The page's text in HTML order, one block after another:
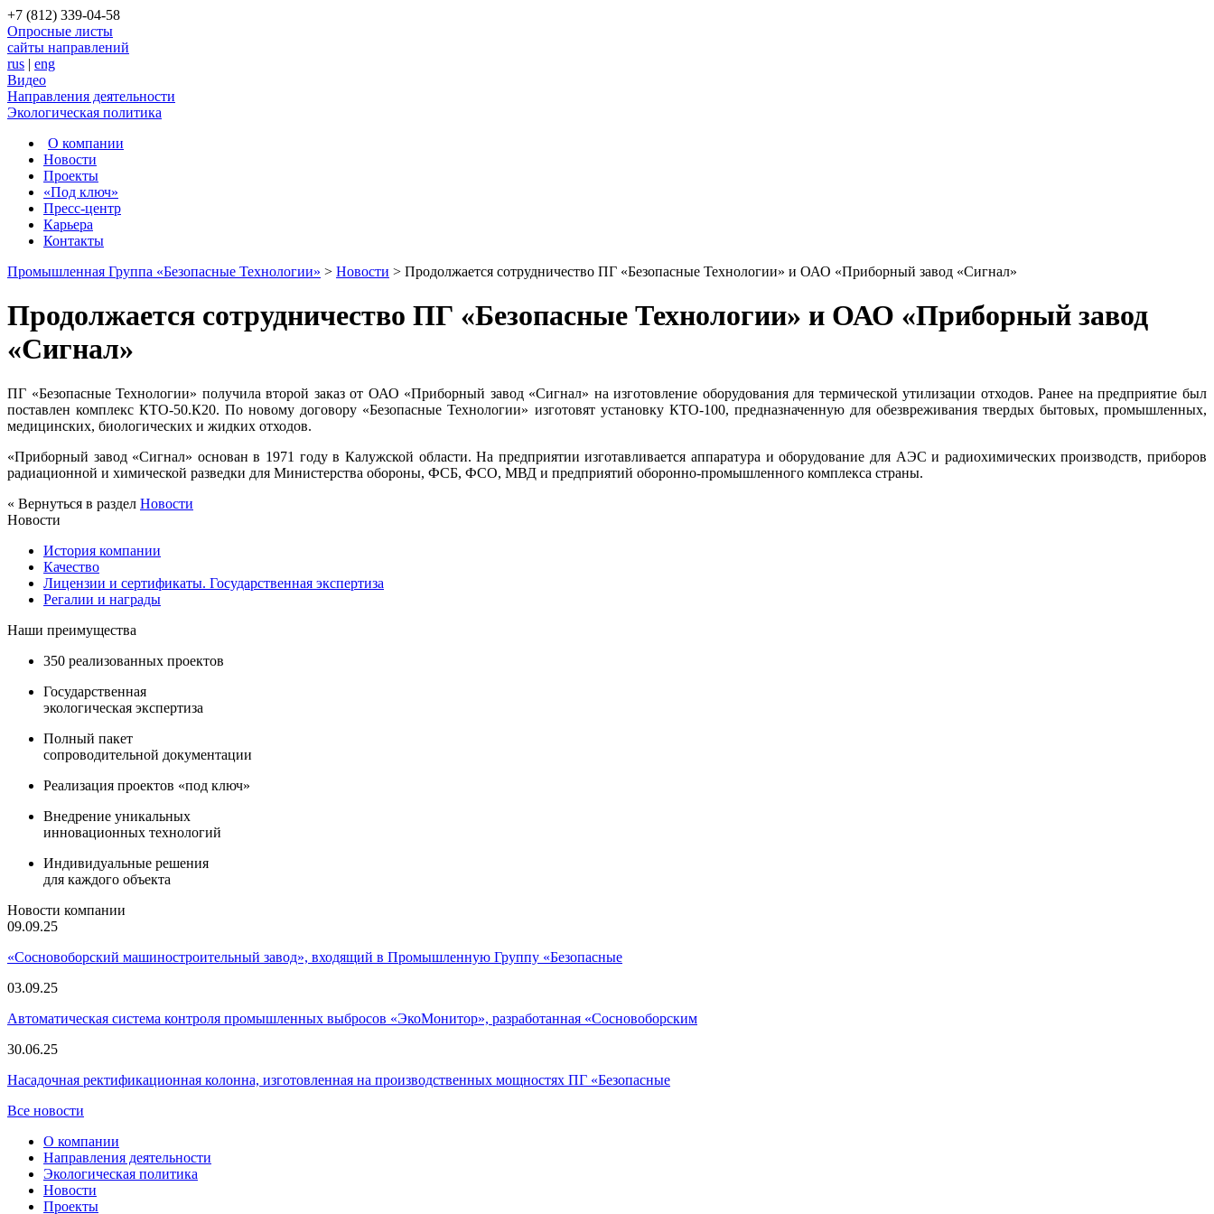
+7 (812) 339-04-58
Опросные листы
сайты направлений
rus | eng
Видео
Направления деятельности
Экологическая политика
О компании
Новости
Проекты
«Под ключ»
Пресс-центр
Карьера
Контакты
Промышленная Группа «Безопасные Технологии» > Новости > Продолжается сотрудничество ПГ «Безопасные Технологии» и ОАО «Приборный завод «Сигнал»
Продолжается сотрудничество ПГ «Безопасные Технологии» и ОАО «Приборный завод
«Сигнал»
ПГ «Безопасные Технологии» получила второй заказ от ОАО «Приборный завод «Сигнал» на изготовление оборудования для термической утилизации отходов. Ранее на предприятие был
поставлен комплекс КТО-50.К20. По новому договору «Безопасные Технологии» изготовят установку КТО-100, предназначенную для обезвреживания твердых бытовых, промышленных,
медицинских, биологических и жидких отходов.
«Приборный завод «Сигнал» основан в 1971 году в Калужской области. На предприятии изготавливается аппаратура и оборудование для АЭС и радиохимических производств, приборов
радиационной и химической разведки для Министерства обороны, ФСБ, ФСО, МВД и предприятий оборонно-промышленного комплекса страны.
« Вернуться в раздел Новости
Новости
История компании
Качество
Лицензии и сертификаты. Государственная экспертиза
Регалии и награды
Наши преимущества
350 реализованных проектов
Государственная
экологическая экспертиза
Полный пакет
сопроводительной документации
Реализация проектов «под ключ»
Внедрение уникальных
инновационных технологий
Индивидуальные решения
для каждого объекта
Новости компании
09.09.25
«Сосновоборский машиностроительный завод», входящий в Промышленную Группу «Безопасные
03.09.25
Автоматическая система контроля промышленных выбросов «ЭкоМонитор», разработанная «Сосновоборским
30.06.25
Насадочная ректификационная колонна, изготовленная на производственных мощностях ПГ «Безопасные
Все новости
О компании
Направления деятельности
Экологическая политика
Новости
Проекты